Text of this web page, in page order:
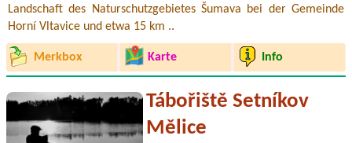
Landschaft des Naturschutzgebietes Šumava bei der Gemeinde
Horní Vltavice und etwa 15 km ..
Merkbox Karte Info
Tábořiště Setníkov
Mělice